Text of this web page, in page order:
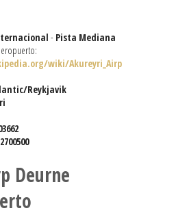
- Pista Mediana
wiki/Akureyri_Airp
Reykjavik
Deurne